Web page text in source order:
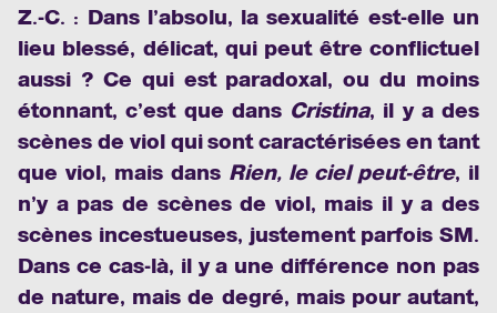
Z.-C. : Dans l’absolu, la sexualité est-elle un
lieu blessé, délicat, qui peut être conflictuel
aussi ? Ce qui est paradoxal, ou du moins
étonnant, c’est que dans Cristina, il y a des
scènes de viol qui sont caractérisées en tant
que viol, mais dans Rien, le ciel peut-être, il
n’y a pas de scènes de viol, mais il y a des
scènes incestueuses, justement parfois SM.
Dans ce cas-là, il y a une différence non pas
de nature, mais de degré, mais pour autant,